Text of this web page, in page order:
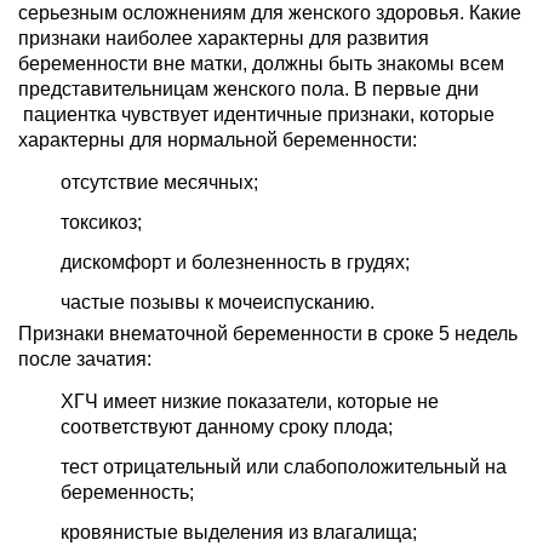
серьезным осложнениям для женского здоровья. Какие
признаки наиболее характерны для развития
беременности вне матки, должны быть знакомы всем
представительницам женского пола. В первые дни
пациентка чувствует идентичные признаки, которые
характерны для нормальной беременности:
отсутствие месячных;
токсикоз;
дискомфорт и болезненность в грудях;
частые позывы к мочеиспусканию.
Признаки внематочной беременности в сроке 5 недель
после зачатия:
ХГЧ имеет низкие показатели, которые не
соответствуют данному сроку плода;
тест отрицательный или слабоположительный на
беременность;
кровянистые выделения из влагалища;